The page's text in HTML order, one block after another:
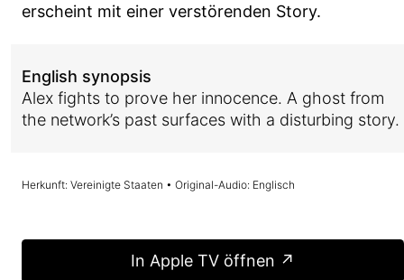
erscheint mit einer verstörenden Story.
English synopsis
Alex fights to prove her innocence. A ghost from
the network’s past surfaces with a disturbing story.
Herkunft: Vereinigte Staaten • Original-Audio: Englisch
In Apple TV öffnen ↗